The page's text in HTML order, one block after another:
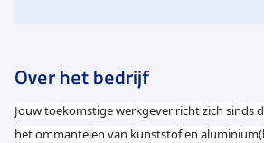
Over het bedrijf
Jouw toekomstige werkgever richt zich sinds
het ommantelen van kunststof en